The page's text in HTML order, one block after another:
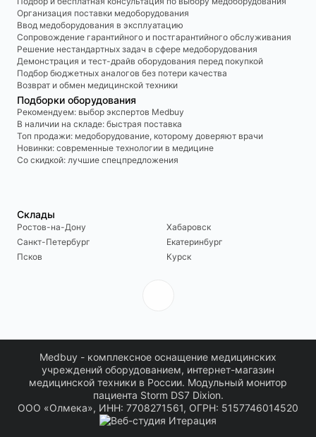
Организация поставки медоборудования
Ввод медоборудования в эксплуатацию
Сопровождение гарантийного и постгарантийного обслуживания
Решение нестандартных задач в сфере медоборудования
Демонстрация и тест-драйв оборудования перед покупкой
Подбор бюджетных аналогов без потери качества
Возврат и обмен медицинской техники
Подборки оборудования
Рекомендуем: выбор экспертов Medbuy
В наличии на складе: быстрая поставка
Топ продажи: медоборудование, которому доверяют врачи
Новинки: современные технологии в медицине
Со скидкой: лучшие спецпредложения
Склады
Ростов-на-Дону
Санкт-Петербург
Псков
Хабаровск
Екатеринбург
Курск
Medbuy - комплексное оснащение медицинских
учреждений оборудованием, интернет-магазин
медицинской техники в России. Модульный монитор
пациента Storm DS7 Dixion.
ООО «Олмека», ИНН: 7708271561, ОГРН: 5157746014520